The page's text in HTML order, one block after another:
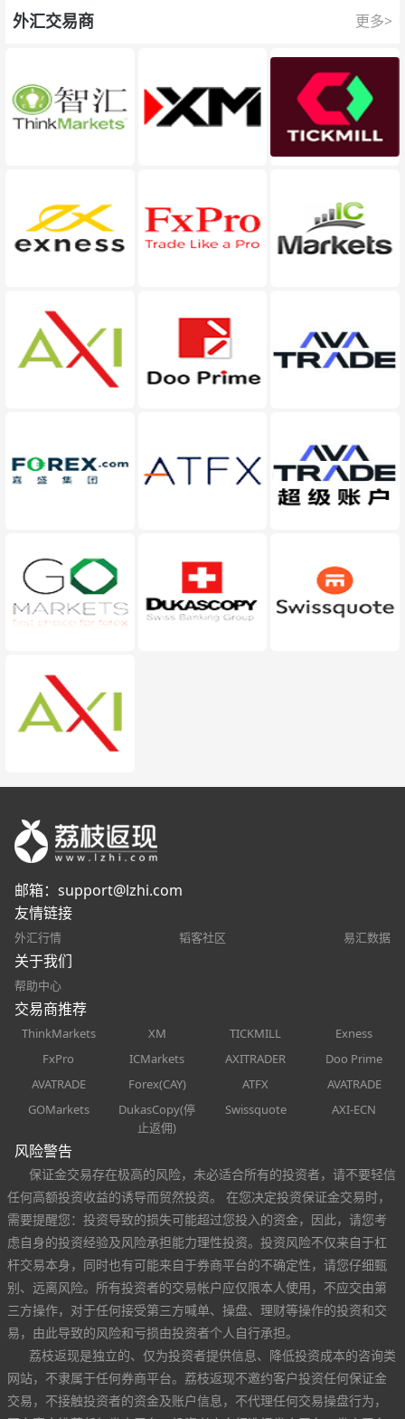
外汇交易商 更多>
邮箱： support@lzhi.com
友情链接
外汇行情 韬客社区 易汇数据
关于我们
帮助中心
交易商推荐
ThinkMarkets XM TICKMILL
Exness
FxPro
ICMarkets AXITRADER
Doo Prime
AVATRADE
Forex(CAY) ATFX
AVATRADE
GOMarkets
DukasCopy(停
止返佣)
Swissquote AXI-ECN
风险警告
保证金交易存在极高的风险，未必适合所有的投资者，请不要轻信
任何高额投资收益的诱导而贸然投资。 在您决定投资保证金交易时，
需要提醒您：投资导致的损失可能超过您投入的资金，因此，请您考
虑自身的投资经验及风险承担能力理性投资。投资风险不仅来自于杠
杆交易本身，同时也有可能来自于券商平台的不确定性，请您仔细甄
别、远离风险。所有投资者的交易帐户应仅限本人使用，不应交由第
三方操作，对于任何接受第三方喊单、操盘、理财等操作的投资和交
易，由此导致的风险和亏损由投资者个人自行承担。
荔枝返现是独立的、仅为投资者提供信息、降低投资成本的咨询类
网站，不隶属于任何券商平台。荔枝返现不邀约客户投资任何保证金
交易，不接触投资者的资金及账户信息，不代理任何交易操盘行为，